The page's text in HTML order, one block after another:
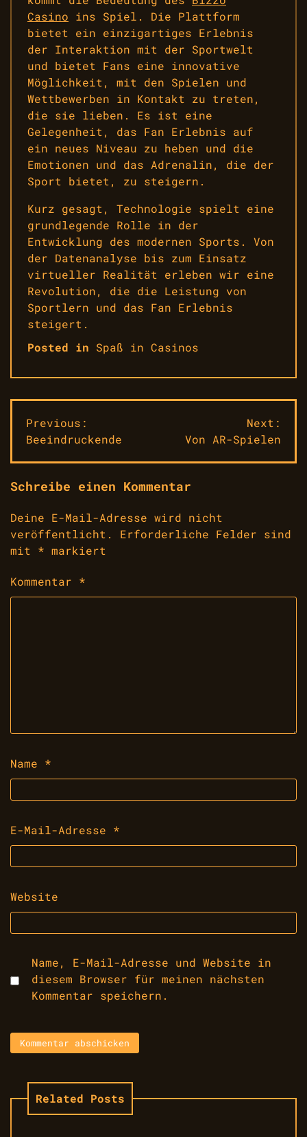
Casino ins Spiel. Die Plattform
bietet ein einzigartiges Erlebnis
der Interaktion mit der Sportwelt
und bietet Fans eine innovative
Möglichkeit, mit den Spielen und
Wettbewerben in Kontakt zu treten,
die sie lieben. Es ist eine
Gelegenheit, das Fan Erlebnis auf
ein neues Niveau zu heben und die
Emotionen und das Adrenalin, die der
Sport bietet, zu steigern.
Kurz gesagt, Technologie spielt eine
grundlegende Rolle in der
Entwicklung des modernen Sports. Von
der Datenanalyse bis zum Einsatz
virtueller Realität erleben wir eine
Revolution, die die Leistung von
Sportlern und das Fan Erlebnis
steigert.
Posted in Spaß in Casinos
Beitragsnavigation
Previous:
Beeindruckende
Next:
Von AR-Spielen
Schreibe einen Kommentar
Deine E-Mail-Adresse wird nicht
veröffentlicht.
Erforderliche Felder sind
mit * markiert
Kommentar *
Name *
E-Mail-Adresse *
Website
Name, E-Mail-Adresse und Website in
diesem Browser für meinen nächsten
Kommentar speichern.
Related Posts